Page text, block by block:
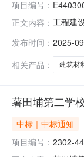
项目编号：
正文内容： 工程建
2025-
发布时间： 2025-
相关产品：
建筑材
薯田埔第二学
中标｜中标通知
项目编号： 2302-